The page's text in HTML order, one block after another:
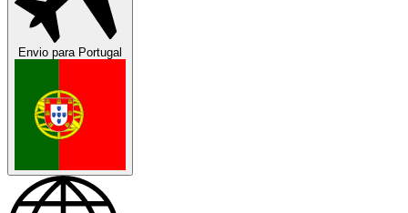
Envio paraPortugal